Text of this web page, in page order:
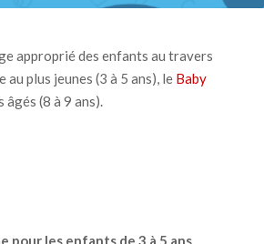
approprié des enfants au travers
au plus jeunes (3 à 5 ans), le Baby
âgés (8 à 9 ans).
pour les enfants de 3 à 5 ans